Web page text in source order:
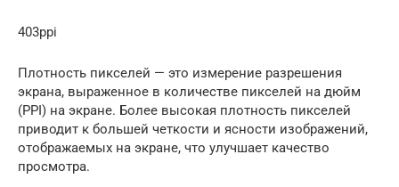
403ppi
Плотность пикселей — это измерение разрешения
экрана, выраженное в количестве пикселей на дюйм
(PPI) на экране. Более высокая плотность пикселей
приводит к большей четкости и ясности изображений,
отображаемых на экране, что улучшает качество
просмотра.